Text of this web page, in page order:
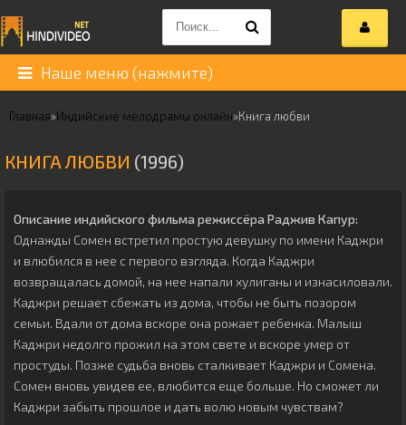
Наше меню (нажмите)
Главная»Индийские мелодрамы онлайн»Книга любви
КНИГА ЛЮБВИ (1996)
Описание индийского фильма режиссёра Раджив Капур:
Однажды Сомен встретил простую девушку по имени Каджри
и влюбился в нее с первого взгляда. Когда Каджри
возвращалась домой, на нее напали хулиганы и изнасиловали.
Каджри решает сбежать из дома, чтобы не быть позором
семьи. Вдали от дома вскоре она рожает ребенка. Малыш
Каджри недолго прожил на этом свете и вскоре умер от
простуды. Позже судьба вновь сталкивает Каджри и Сомена.
Сомен вновь увидев ее, влюбится еще больше. Но сможет ли
Каджри забыть прошлое и дать волю новым чувствам?